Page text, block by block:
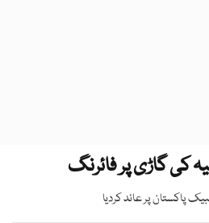
کی گاڑی پر فائرنگ
پاکستان پر عائد کردیا